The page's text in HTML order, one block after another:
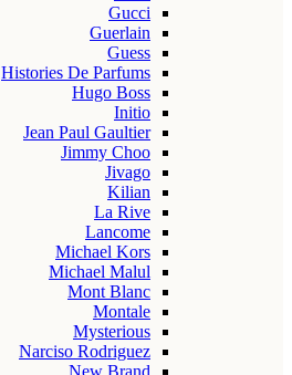
Gucci
Guerlain
Guess
Histories De Parfums
Hugo Boss
Initio
Jean Paul Gaultier
Jimmy Choo
Jivago
Kilian
La Rive
Lancome
Michael Kors
Michael Malul
Mont Blanc
Montale
Mysterious
Narciso Rodriguez
New Brand